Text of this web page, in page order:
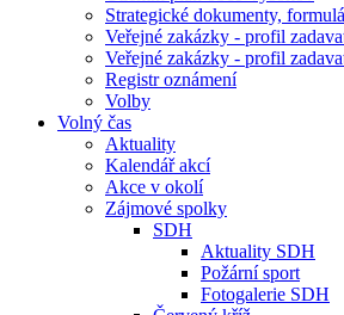
Strategické dokumenty,
Veřejné zakázky - profil
Veřejné zakázky - profil
Registr oznámení
Volby
Volný čas
Aktuality
Kalendář akcí
Akce v okolí
Zájmové spolky
SDH
Aktuality SDH
Požární sport
Fotogalerie SDH